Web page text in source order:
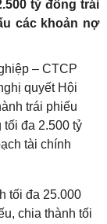
tỷ đồng trái
các khoản nợ
– CTCP
quyết Hội
trái phiếu
tối đa 2.500 tỷ
tài chính
tối đa 25.000
chia thành tối